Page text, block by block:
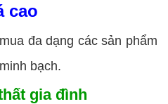
cao
đa dạng các sản phẩm
bạch.
gia đình